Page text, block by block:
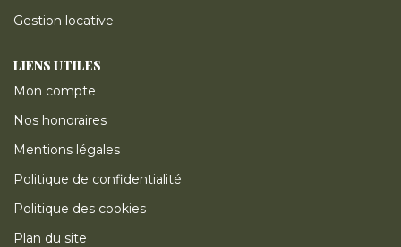
Gestion locative
LIENS UTILES
Mon compte
Nos honoraires
Mentions légales
Politique de confidentialité
Politique des cookies
Plan du site